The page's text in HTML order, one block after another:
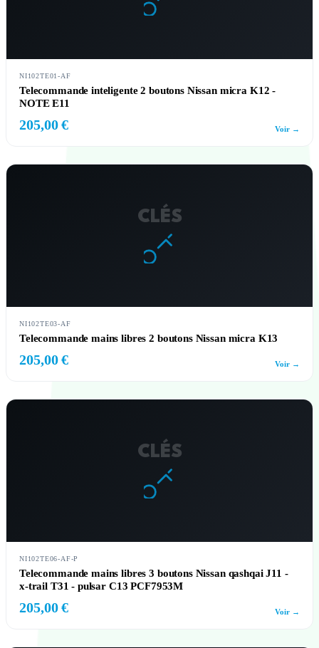
NI102TE01-AF
Telecommande inteligente 2 boutons Nissan micra K12 -
NOTE E11
205,00 € Voir →
CLÉS
NI102TE03-AF
Telecommande mains libres 2 boutons Nissan micra K13
205,00 € Voir →
CLÉS
NI102TE06-AF-P
Telecommande mains libres 3 boutons Nissan qashqai J11 -
x-trail T31 - pulsar C13 PCF7953M
205,00 € Voir →